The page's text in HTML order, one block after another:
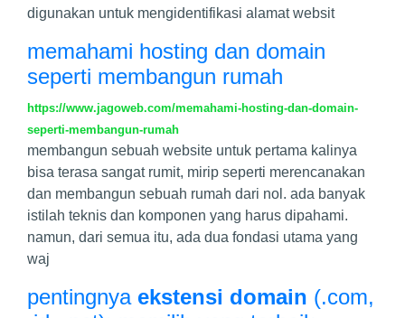
digunakan untuk mengidentifikasi alamat websit
memahami hosting dan domain
seperti membangun rumah
https://www.jagoweb.com/memahami-hosting-dan-domain-
seperti-membangun-rumah
membangun sebuah website untuk pertama kalinya
bisa terasa sangat rumit, mirip seperti merencanakan
dan membangun sebuah rumah dari nol. ada banyak
istilah teknis dan komponen yang harus dipahami.
namun, dari semua itu, ada dua fondasi utama yang
waj
pentingnya ekstensi domain (.com,